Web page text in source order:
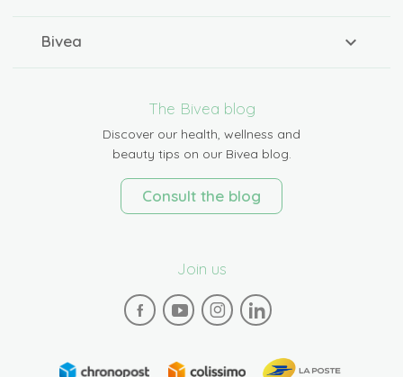
Bivea
The Bivea blog
Discover our health, wellness and
beauty tips on our Bivea blog.
Consult the blog
Join us